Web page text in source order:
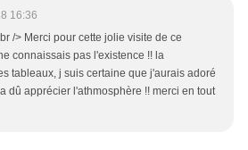
16:36
/> Merci pour cette jolie visite de ce
connaissais pas l'existence !! la
tableaux, j suis certaine que j'aurais adoré
dû apprécier l'athmosphère !! merci en tout